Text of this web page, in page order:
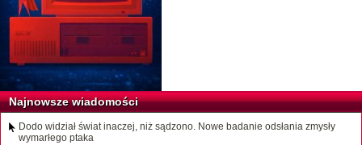
Najnowsze wiadomości
Dodo widział świat inaczej, niż sądzono. Nowe badanie odsłania zmysły
wymarłego ptaka